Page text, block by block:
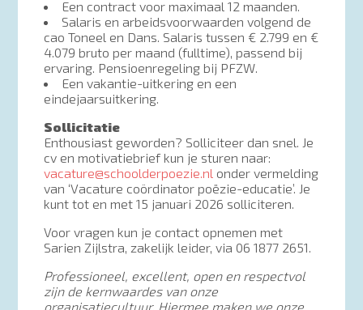
Een contract voor maximaal 12 maanden.
Salaris en arbeidsvoorwaarden volgend de
cao Toneel en Dans. Salaris tussen € 2.799 en €
4.079 bruto per maand (fulltime), passend bij
ervaring. Pensioenregeling bij PFZW.
Een vakantie-uitkering en een
eindejaarsuitkering.
Sollicitatie
Enthousiast geworden? Solliciteer dan snel. Je
cv en motivatiebrief kun je sturen naar:
vacature@schoolderpoezie.nl onder vermelding
van ‘Vacature coördinator poëzie-educatie’. Je
kunt tot en met 15 januari 2026 solliciteren.
Voor vragen kun je contact opnemen met
Sarien Zijlstra, zakelijk leider, via 06 1877 2651.
Professioneel, excellent, open en respectvol
zijn de kernwaardes van onze
organisatiecultuur. Hiermee maken we onze